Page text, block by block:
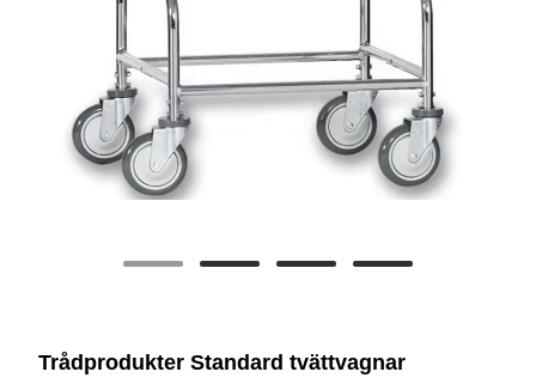
Trådprodukter Standard tvättvagnar